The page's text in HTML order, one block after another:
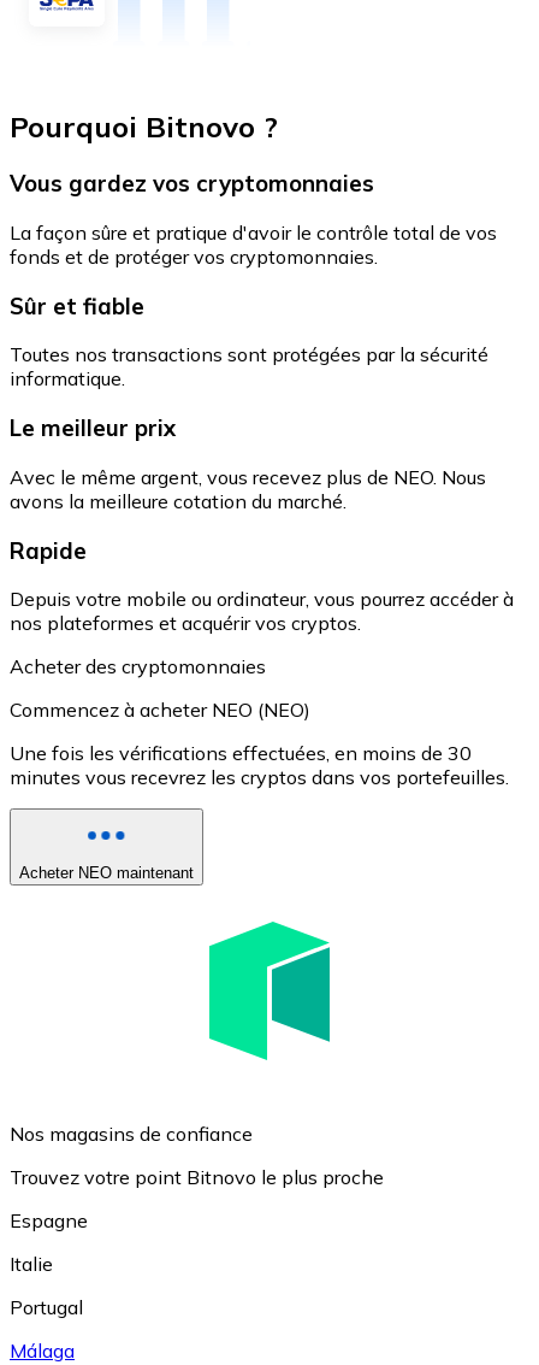
Pourquoi Bitnovo ?
Vous gardez vos cryptomonnaies
La façon sûre et pratique d'avoir le contrôle total de vos
fonds et de protéger vos cryptomonnaies.
Sûr et fiable
Toutes nos transactions sont protégées par la sécurité
informatique.
Le meilleur prix
Avec le même argent, vous recevez plus de NEO. Nous
avons la meilleure cotation du marché.
Rapide
Depuis votre mobile ou ordinateur, vous pourrez accéder à
nos plateformes et acquérir vos cryptos.
Acheter des cryptomonnaies
Commencez à acheter NEO (NEO)
Une fois les vérifications effectuées, en moins de 30
minutes vous recevrez les cryptos dans vos portefeuilles.
Acheter NEO maintenant
Nos magasins de confiance
Trouvez votre point Bitnovo le plus proche
Espagne
Italie
Portugal
Málaga